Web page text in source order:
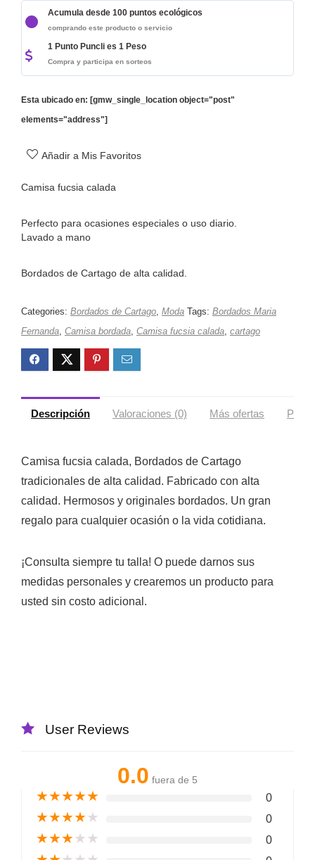
Acumula desde 100 puntos ecológicos
comprando este producto o servicio
1 Punto Puncli es 1 Peso
Compra y participa en sorteos
Esta ubicado en: [gmw_single_location object="post"
elements="address"]
Añadir a Mis Favoritos
Camisa fucsia calada
Perfecto para ocasiones especiales o uso diario.
Lavado a mano
Bordados de Cartago de alta calidad.
Categories: Bordados de Cartago, Moda Tags: Bordados Maria
Fernanda, Camisa bordada, Camisa fucsia calada, cartago
Descripción Valoraciones (0) Más ofertas
Camisa fucsia calada, Bordados de Cartago
tradicionales de alta calidad. Fabricado con alta
calidad. Hermosos y originales bordados. Un gran
regalo para cualquier ocasión o la vida cotidiana.
¡Consulta siempre tu talla! O puede darnos sus
medidas personales y crearemos un producto para
usted sin costo adicional.
User Reviews
0.0 fuera de 5
★★★★★ 0
★★★★★ 0
★★★★★ 0